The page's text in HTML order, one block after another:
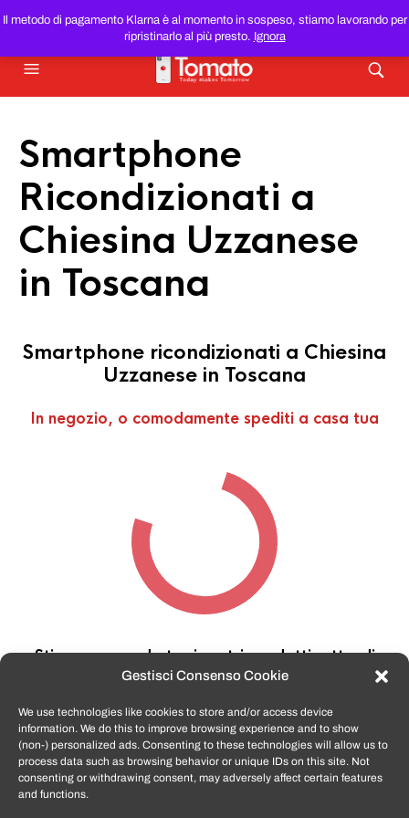
Gestisci Consenso Cookie
We use technologies like cookies to store and/or access device
information. We do this to improve browsing experience and to show
(non-) personalized ads. Consenting to these technologies will allow us to
process data such as browsing behavior or unique IDs on this site. Not
consenting or withdrawing consent, may adversely affect certain features
and functions.
Il metodo di pagamento Klarna è al momento in sospeso, stiamo lavorando per
ripristinarlo al più presto. Ignora
SMARTPHONE E TABLET RICONDIZIONATIAL MIGLIOR
PREZZO DEL WEB!
Smartphone
Ricondizionati a
Chiesina Uzzanese
in Toscana
Smartphone ricondizionati a Chiesina
Uzzanese in Toscana
In negozio, o comodamente spediti a casa tua
Stiamo cercando tra i nostri prodotti, attendi
qualche secondo…
TomatoSmartphone.itè lo shop n.1 in italia per
smartphone ricondizionati garantiti e certificati
di tutte le marche,APPLE, SAMSUNG, HUAWEI,
ONEPLUS, XIAOMI e tanto altro